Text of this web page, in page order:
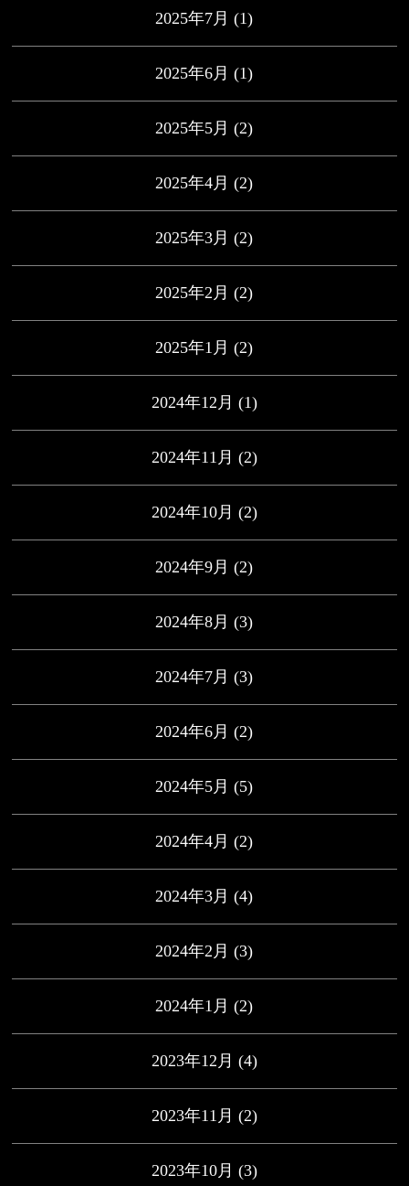
2025年7月 (1)
2025年6月 (1)
2025年5月 (2)
2025年4月 (2)
2025年3月 (2)
2025年2月 (2)
2025年1月 (2)
2024年12月 (1)
2024年11月 (2)
2024年10月 (2)
2024年9月 (2)
2024年8月 (3)
2024年7月 (3)
2024年6月 (2)
2024年5月 (5)
2024年4月 (2)
2024年3月 (4)
2024年2月 (3)
2024年1月 (2)
2023年12月 (4)
2023年11月 (2)
2023年10月 (3)